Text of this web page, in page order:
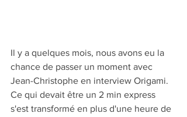
Il y a quelques mois, nous avons eu la
chance de passer un moment avec
Jean-Christophe en interview Origami.
Ce qui devait être un 2 min express
s'est transformé en plus d'une heure de